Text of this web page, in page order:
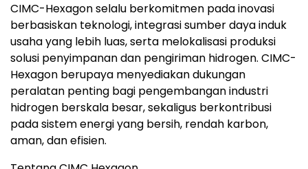
CIMC-Hexagon selalu berkomitmen pada inovasi
berbasiskan teknologi, integrasi sumber daya induk
usaha yang lebih luas, serta melokalisasi produksi
solusi penyimpanan dan pengiriman hidrogen. CIMC-
Hexagon berupaya menyediakan dukungan
peralatan penting bagi pengembangan industri
hidrogen berskala besar, sekaligus berkontribusi
pada sistem energi yang bersih, rendah karbon,
aman, dan efisien.